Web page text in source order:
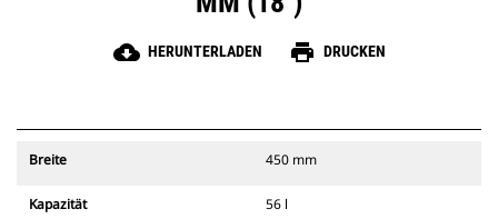
cloud_download HERUNTERLADEN print DRUCKEN
Breite 450 mm
Kapazität 56 l